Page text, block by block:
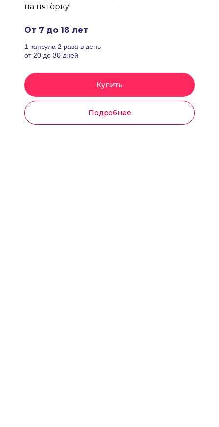
на пятёрку!
От 7 до 18 лет
1 капсула 2 раза в день
от 20 до 30 дней
Купить
Подробнее